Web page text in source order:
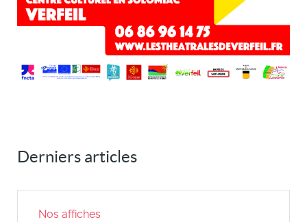
Derniers articles
Nos affiches